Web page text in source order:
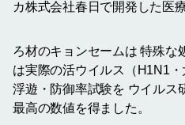
カ株式会社春日で開発した医
ろ材のキョンセームは 特殊な
は実際の活ウイルス（H1N1
浮遊・防御率試験を ウイルス
最高の数値を得ました。